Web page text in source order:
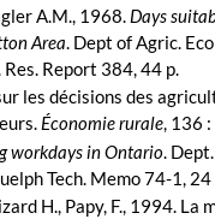
A.M., 1968. Days
Area. Dept of Agric.
Report 384, 44 p.
les décisions des
Économie rurale, 136
workdays in Ontario.
Tech. Memo 74-1, 24
H., Papy, F., 1994. La